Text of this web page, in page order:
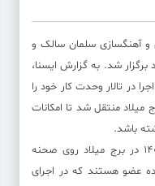
و آهنگسازی سلمان سالک و
میلاد برگزار شد. به گزارش ایسنا،
در تالار وحدت کار خود را
میلاد منتقل شد تا امکانات
باشد.
ارکستر بزرگ «مهربانی» شنبه ۲۱ مهر ۱۴۰۳ در برج میلاد روی صحنه
و خواننده عضو هستند که در اجرای